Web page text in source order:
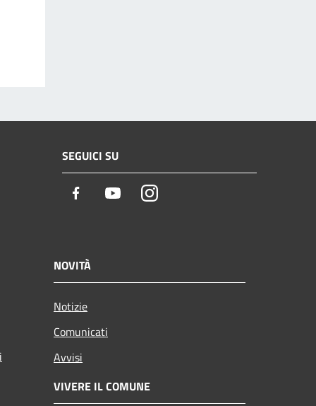
SEGUICI SU
Facebook YoutubeInstagram
NOVITÀ
Notizie
Comunicati
Avvisi
VIVERE IL COMUNE